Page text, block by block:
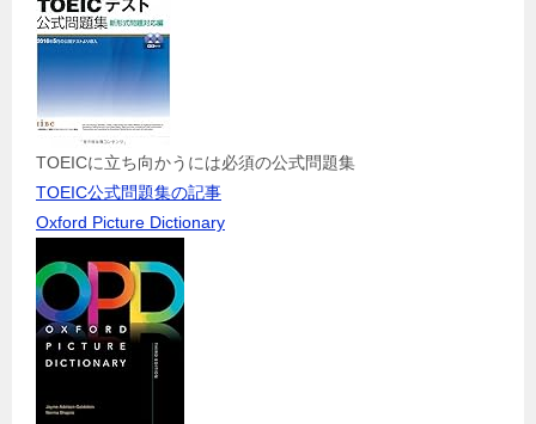
TOEICに立ち向かうには必須の公式問題集
TOEIC公式問題集の記事
Oxford Picture Dictionary